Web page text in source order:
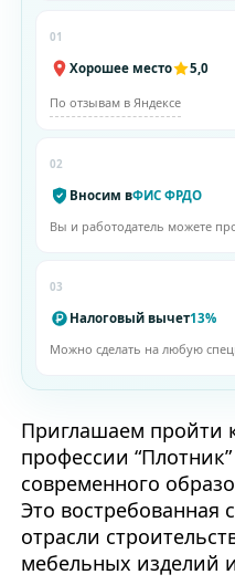
01
Хорошее место 5,0
По отзывам в Яндексе
02
Вносим вФИС ФРДО
Вы и работодатель можете
03
Налоговый вычет13%
Можно сделать на любую
Приглашаем пройти
профессии
современного
Это востребованная
отрасли
мебельных изделий